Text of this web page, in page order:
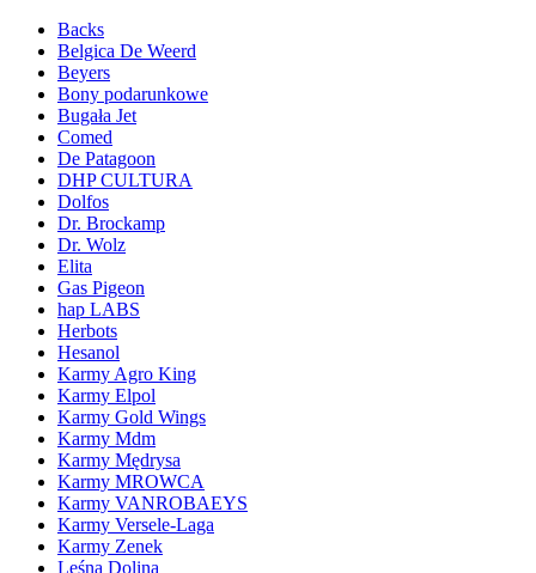
Backs
Belgica De Weerd
Beyers
Bony podarunkowe
Bugała Jet
Comed
De Patagoon
DHP CULTURA
Dolfos
Dr. Brockamp
Dr. Wolz
Elita
Gas Pigeon
hap LABS
Herbots
Hesanol
Karmy Agro King
Karmy Elpol
Karmy Gold Wings
Karmy Mdm
Karmy Mędrysa
Karmy MROWCA
Karmy VANROBAEYS
Karmy Versele-Laga
Karmy Zenek
Leśna Dolina